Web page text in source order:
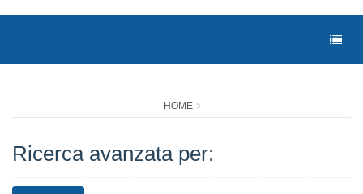
HOME
Ricerca avanzata per: